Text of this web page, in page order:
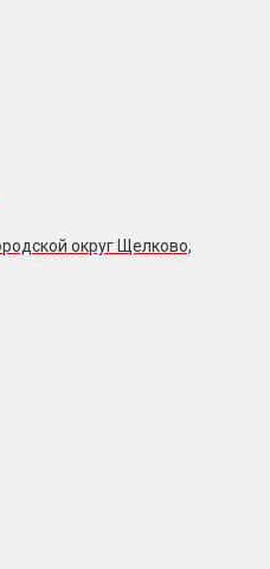
округ Щелково,